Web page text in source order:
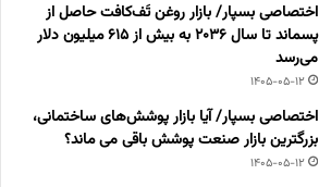
اختصاصی بسپار/ بازار روغن تَف‌کافت حاصل از
پسماند تا سال ۲۰۳۶ به بیش از ۶۱۵ میلیون دلار
می‌رسد
1405-05-12
اختصاصی بسپار/ آیا بازار پوشش‌های ساختمانی،
بزرگترین بازار صنعت پوشش باقی می ماند؟
1405-05-12